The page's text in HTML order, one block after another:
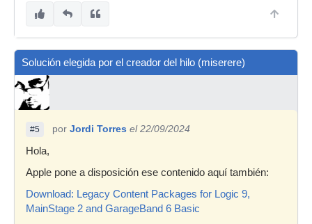
Solución elegida por el creador del hilo (miserere)
#5 por Jordi Torres el 22/09/2024
Hola,
Apple pone a disposición ese contenido aquí también:
Download: Legacy Content Packages for Logic 9,
MainStage 2 and GarageBand 6 Basic